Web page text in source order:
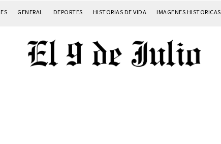
GENERAL DEPORTES HISTORIAS DE VIDA IMAGENES HISTORICAS